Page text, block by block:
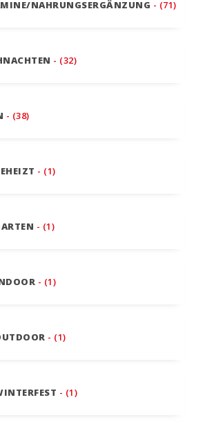
NAHRUNGSERGÄNZUNG - (71)
- (32)
- (38)
- (1)
- (1)
- (1)
- (1)
- (1)